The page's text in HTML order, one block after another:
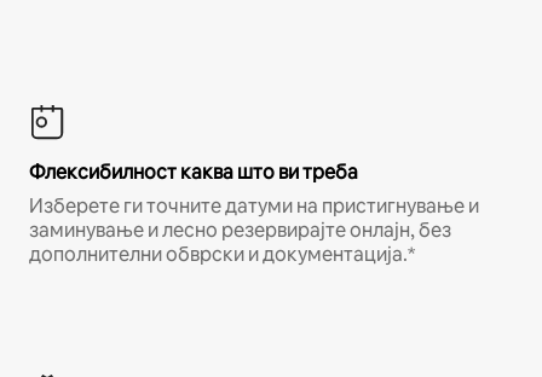
Флексибилност каква што ви треба
Изберете ги точните датуми на пристигнување и
заминување и лесно резервирајте онлајн, без
дополнителни обврски и документација.*